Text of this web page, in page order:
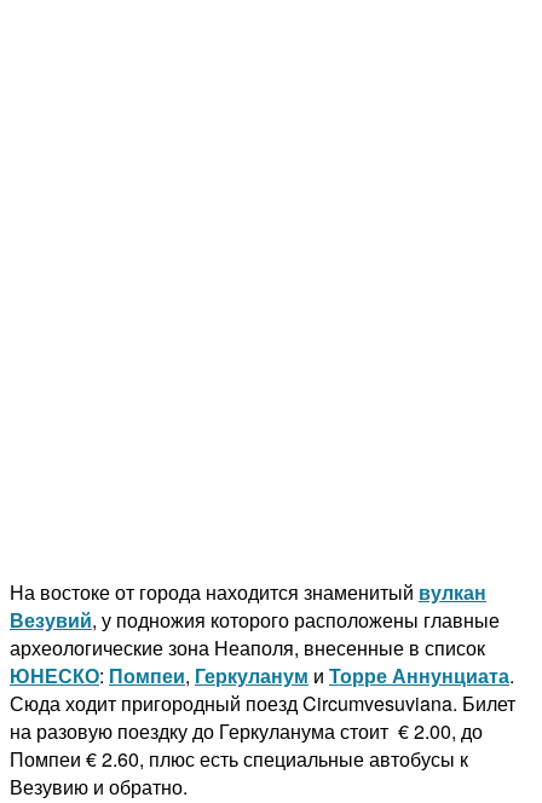
На востоке от города находится знаменитый вулкан
Везувий, у подножия которого расположены главные
археологические зона Неаполя, внесенные в список
ЮНЕСКО: Помпеи, Геркуланум и Торре Аннунциата.
Сюда ходит пригородный поезд Circumvesuviana. Билет
на разовую поездку до Геркуланума стоит € 2.00, до
Помпеи € 2.60, плюс есть специальные автобусы к
Везувию и обратно.